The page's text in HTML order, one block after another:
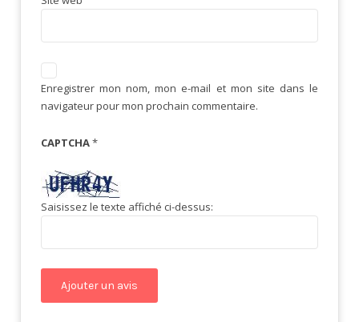
Enregistrer mon nom, mon e-mail et mon site dans le
navigateur pour mon prochain commentaire.
CAPTCHA*
Saisissez le texte affiché ci-dessus: